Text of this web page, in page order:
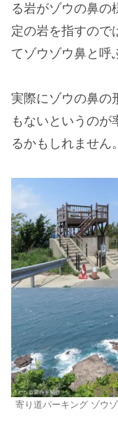
る岩がゾウの鼻の
定の岩を指すので
てゾウゾウ鼻と呼
実際にゾウの鼻の
もないというのが
るかもしれません。
寄り道パーキング ゾウ